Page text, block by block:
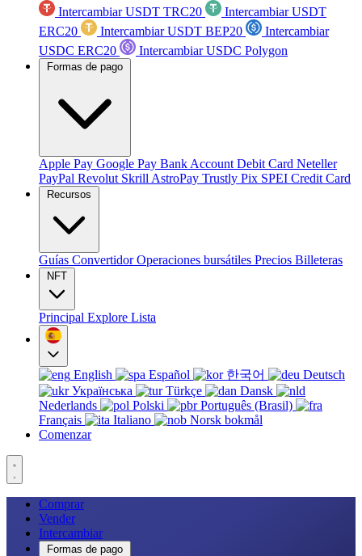
Intercambiar USDT TRC20
Intercambiar USDT
ERC20
Intercambiar USDT BEP20
Intercambiar
USDC ERC20
Intercambiar USDC Polygon
Formas de pago
Apple Pay Google Pay Bank Account Debit Card Neteller
PayPal Revolut Skrill AstroPay Trustly Pix SPEI Credit Card
Recursos
Guías ConvertidorOperaciones bursátiles Precios Billeteras
NFT
Principal Explore Lista
English Español 한국어
Deutsch
Українська
Türkçe
Dansk
Nederlands
Polski
Português (Brasil)
Français
Italiano
Norsk bokmål
Comenzar
Comprar
Vender
Intercambiar
Formas de pago